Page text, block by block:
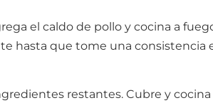
el caldo de pollo y cocina a
hasta que tome una consistencia
restantes. Cubre y